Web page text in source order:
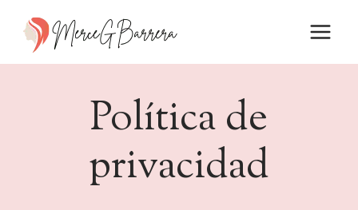
contenido
Política de
privacidad